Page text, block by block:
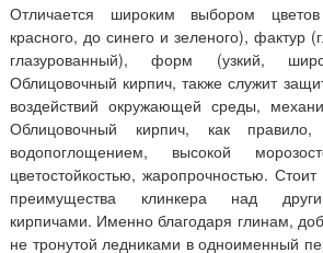
Отличается широким выбором
красного, до синего и зеленого), фактур
глазурованный), форм (узкий,
Облицовочный кирпич, также служит
воздействий окружающей среды,
Облицовочный кирпич, как правило,
водопоглощением, высокой
цветостойкостью, жаропрочностью.
преимущества клинкера над
кирпичами. Именно благодаря глинам,
не тронутой ледниками в одноименный